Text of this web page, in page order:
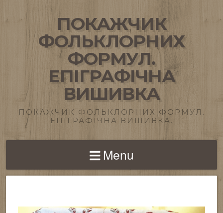
ПОКАЖЧИК
ФОЛЬКЛОРНИХ
ФОРМУЛ.
ЕПІГРАФІЧНА
ВИШИВКА
ПОКАЖЧИК ФОЛЬКЛОРНИХ ФОРМУЛ.
ЕПІГРАФІЧНА ВИШИВКА.
Menu